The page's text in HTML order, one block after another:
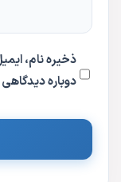
ذخیره نام،
دوباره